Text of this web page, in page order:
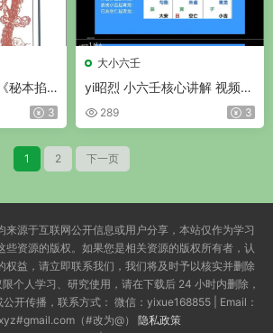
秘本掐
3
大小六壬
yi昭烈 小六壬核心讲解 视频6
集 289 3
1 2 下一页
来源于互联网公开信息或用户分享，本站仅作为学习
些资源的版权。如果您是相关资源的版权所有者，认
权益，请立即联系我们，我们将及时予以核实并删除
个人学习、研究使用，请在下载后 24 小时内删除，
开传播，联系方式： 微信：yixue168855 | Email：
（#改为@） 隐私政策